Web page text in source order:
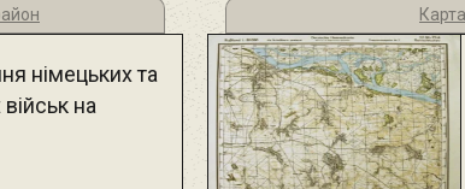
німецьких та
на